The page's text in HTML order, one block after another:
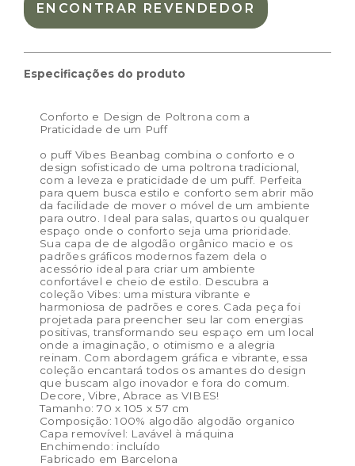
Tamanho: 70 x 105 x 57 cm
Cor: Rosa
Poliester oekotex
Dimensões das embalagem: 61 × 85 × 53 cm
Dimensões do produto: 70 x 105 x 57 cm
ENCONTRAR REVENDEDOR
Especificações do produto
Conforto e Design de Poltrona com a
Praticidade de um Puff
o puff Vibes Beanbag combina o conforto e o
design sofisticado de uma poltrona tradicional,
com a leveza e praticidade de um puff. Perfeita
para quem busca estilo e conforto sem abrir mão
da facilidade de mover o móvel de um ambiente
para outro. Ideal para salas, quartos ou qualquer
espaço onde o conforto seja uma prioridade.
Sua capa de de algodão orgânico macio e os
padrões gráficos modernos fazem dela o
acessório ideal para criar um ambiente
confortável e cheio de estilo. Descubra a
coleção Vibes: uma mistura vibrante e
harmoniosa de padrões e cores. Cada peça foi
projetada para preencher seu lar com energias
positivas, transformando seu espaço em um local
onde a imaginação, o otimismo e a alegria
reinam. Com abordagem gráfica e vibrante, essa
coleção encantará todos os amantes do design
que buscam algo inovador e fora do comum.
Decore, Vibre, Abrace as VIBES!
Tamanho: 70 x 105 x 57 cm
Composição: 100% algodão algodão organico
Capa removível: Lavável à máquina
Enchimendo: incluído
Fabricado em Barcelona